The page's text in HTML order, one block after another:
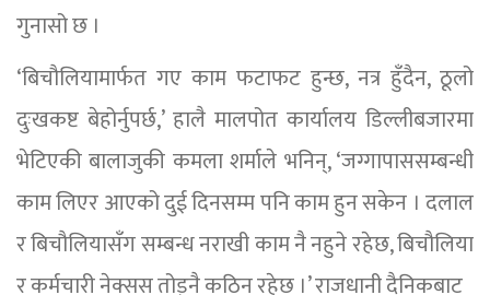
गुनासो छ ।
‘बिचौलियामार्फत गए काम फटाफट हुन्छ, नत्र हुँदैन, ठूलो
दुःखकष्ट बेहोर्नुपर्छ,’ हालै मालपोत कार्यालय डिल्लीबजारमा
भेटिएकी बालाजुकी कमला शर्माले भनिन्, ‘जग्गापाससम्बन्धी
काम लिएर आएको दुई दिनसम्म पनि काम हुन सकेन । दलाल
र बिचौलियासँग सम्बन्ध नराखी काम नै नहुने रहेछ, बिचौलिया
र कर्मचारी नेक्सस तोड्नै कठिन रहेछ ।’ राजधानी दैनिकबाट